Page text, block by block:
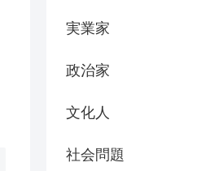
実業家
政治家
文化人
社会問題